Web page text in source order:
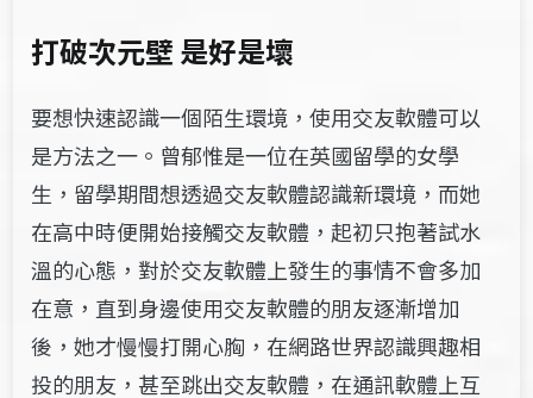
打破次元壁 是好是壞
要想快速認識一個陌生環境，使用交友軟體可以
是方法之一。曾郁惟是一位在英國留學的女學
生，留學期間想透過交友軟體認識新環境，而她
在高中時便開始接觸交友軟體，起初只抱著試水
溫的心態，對於交友軟體上發生的事情不會多加
在意，直到身邊使用交友軟體的朋友逐漸增加
後，她才慢慢打開心胸，在網路世界認識興趣相
投的朋友，甚至跳出交友軟體，在通訊軟體上互